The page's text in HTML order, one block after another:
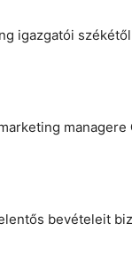
igazgatói
managere
bevételeit